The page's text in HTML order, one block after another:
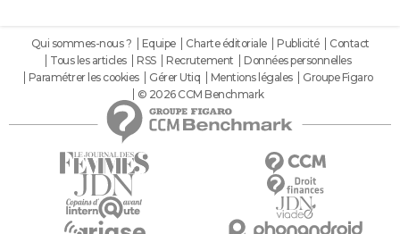
Qui sommes-nous ? Equipe Charte éditoriale Publicité
Contact
Tous les articles
RSS Recrutement
Données personnelles
Paramétrer les cookies
Gérer Utiq Mentions légales
Groupe Figaro
© 2026 CCM Benchmark